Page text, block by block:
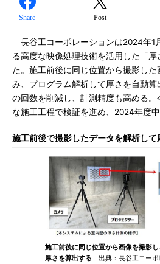
Share Post
長谷工コーポレーションは2024年1
る高度な映像処理技術を活用した「
た。施工前後に同じ位置から撮影し
み、プログラム解析して厚さを自動
の回数を削減し、計測精度も高める。
な施工工程で検証を進め、2024年度
施工前後で撮影したデータを解析して
施工前後に同じ位置から画像を撮影
厚さを算出する 出典：長谷工コーポ